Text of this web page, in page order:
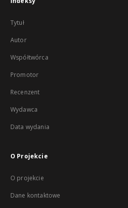
Tytuł
Autor
Współtwórca
Promotor
Recenzent
Wydawca
Data wydania
O Projekcie
O projekcie
Dane kontaktowe